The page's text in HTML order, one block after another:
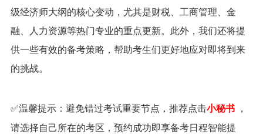
级经济师大纲的核心变动，尤其是财税、工商管理、金
融、人力资源等热门专业的重点更新。此外，我们还将提
供一些有效的备考策略，帮助考生们更好地应对即将到来
的挑战。
✅温馨提示：避免错过考试重要节点，推荐点击小秘书，
请选择自己所在的考区，预约成功即享备考日程智能提